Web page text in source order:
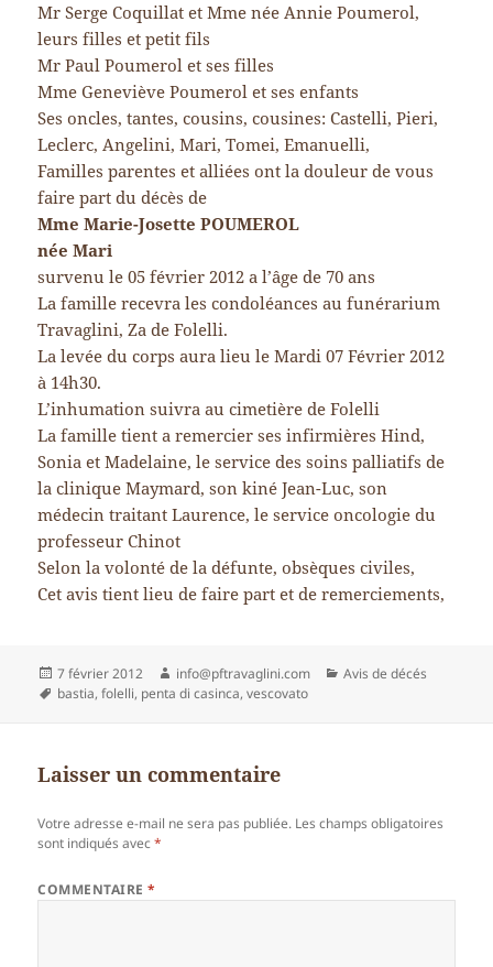
Mr Serge Coquillat et Mme née Annie Poumerol,
leurs filles et petit fils
Mr Paul Poumerol et ses filles
Mme Geneviève Poumerol et ses enfants
Ses oncles, tantes, cousins, cousines: Castelli, Pieri,
Leclerc, Angelini, Mari, Tomei, Emanuelli,
Familles parentes et alliées ont la douleur de vous
faire part du décès de
Mme Marie-Josette POUMEROL
née Mari
survenu le 05 février 2012 a l’âge de 70 ans
La famille recevra les condoléances au funérarium
Travaglini, Za de Folelli.
La levée du corps aura lieu le Mardi 07 Février 2012
à 14h30.
L’inhumation suivra au cimetière de Folelli
La famille tient a remercier ses infirmières Hind,
Sonia et Madelaine, le service des soins palliatifs de
la clinique Maymard, son kiné Jean-Luc, son
médecin traitant Laurence, le service oncologie du
professeur Chinot
Selon la volonté de la défunte, obsèques civiles,
Cet avis tient lieu de faire part et de remerciements,
Publié
le
7 février 2012 Auteur
info@pftravaglini.com Catégories
Avis de décés
Mots-
bastia,folelli, penta di casinca,vescovato
Laisser un commentaire
Votre adresse e-mail ne sera pas publiée. Les champs obligatoires
sont indiqués avec*
COMMENTAIRE*